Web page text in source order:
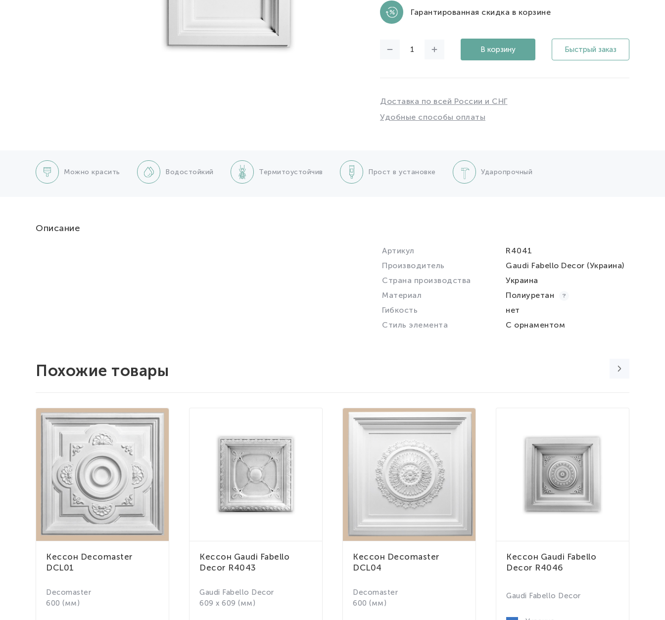
Гарантированная скидка в корзине
В корзину Быстрый заказ
Доставка по всей России и СНГ
Удобные способы оплаты
Можно красить Водостойкий Термитоустойчив Прост в установке Ударопрочный
Описание
Артикул
R4041
Производитель
Gaudi Fabello Decor (Украина)
Страна производства
Украина
Материал
Полиуретан
Гибкость
нет
Стиль элемента
С орнаментом
Похожие товары
Кессон Decomaster
DCL01
Decomaster
600 (мм)
Кессон Gaudi Fabello
Decor R4043
Gaudi Fabello Decor
609 x 609 (мм)
Кессон Decomaster
DCL04
Decomaster
600 (мм)
Кессон Gaudi Fabello
Decor R4046
Gaudi Fabello Decor